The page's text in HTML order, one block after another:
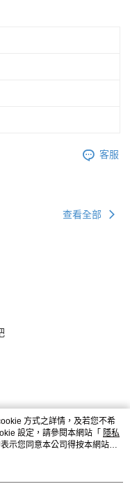
客服
查看全部
方式之詳情，及若您不希
設定，請參閱本網站「 隱私
示您同意本公司得按本網站使